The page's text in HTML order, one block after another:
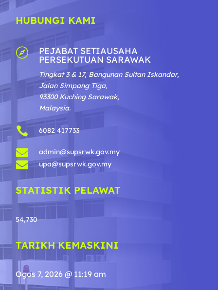
HUBUNGI KAMI
 PEJABAT SETIAUSAHA
PERSEKUTUAN SARAWAK
Tingkat 3 & 17, Bangunan Sultan Iskandar,
Jalan Simpang Tiga,
93300 Kuching Sarawak,
Malaysia.
 6082 417733
 admin@supsrwk.gov.my
 upa@supsrwk.gov.my
STATISTIK PELAWAT
54,730
TARIKH KEMASKINI
Ogos 7, 2026 @ 11:19 am